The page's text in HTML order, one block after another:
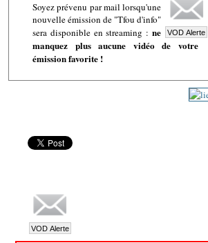
Soyez prévenu par mail lorsqu'une
nouvelle émission de "Tfou d'info"
sera disponible en streaming : ne
manquez plus aucune vidéo de votre
émission favorite !